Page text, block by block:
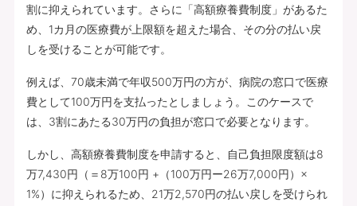
割に抑えられています。さらに「高額療養費制度」があるた
め、1カ月の医療費が上限額を超えた場合、その分の払い戻
しを受けることが可能です。
例えば、70歳未満で年収500万円の方が、病院の窓口で医療
費として100万円を支払ったとしましょう。このケースで
は、3割にあたる30万円の負担が窓口で必要となります。
しかし、高額療養費制度を申請すると、自己負担限度額は8
万7,430円（＝8万100円 +（100万円ー26万7,000円）×
1%）に抑えられるため、21万2,570円の払い戻しを受けられ